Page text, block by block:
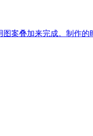
案叠加来完成。制作的